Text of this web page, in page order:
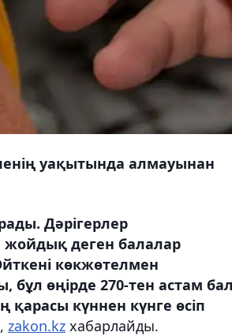
уақытында алмауынан
Дәрігерлер
жойдық деген балалар
көкжөтелмен
өңірде 270-тен астам
қарасы күннен күнге өсіп
zakon.kz хабарлайды.